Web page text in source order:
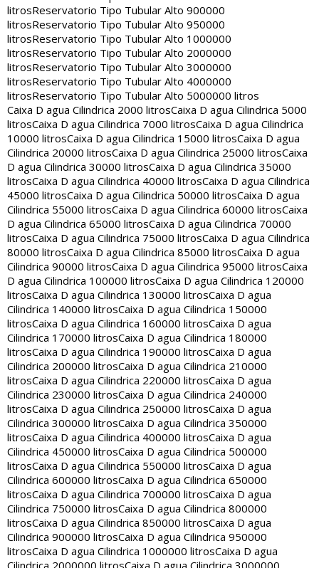
litrosReservatorio Tipo Tubular Alto 900000
litrosReservatorio Tipo Tubular Alto 950000
litrosReservatorio Tipo Tubular Alto 1000000
litrosReservatorio Tipo Tubular Alto 2000000
litrosReservatorio Tipo Tubular Alto 3000000
litrosReservatorio Tipo Tubular Alto 4000000
litrosReservatorio Tipo Tubular Alto 5000000 litros
Caixa D agua Cilindrica 2000 litrosCaixa D agua Cilindrica 5000
litrosCaixa D agua Cilindrica 7000 litrosCaixa D agua Cilindrica
10000 litrosCaixa D agua Cilindrica 15000 litrosCaixa D agua
Cilindrica 20000 litrosCaixa D agua Cilindrica 25000 litrosCaixa
D agua Cilindrica 30000 litrosCaixa D agua Cilindrica 35000
litrosCaixa D agua Cilindrica 40000 litrosCaixa D agua Cilindrica
45000 litrosCaixa D agua Cilindrica 50000 litrosCaixa D agua
Cilindrica 55000 litrosCaixa D agua Cilindrica 60000 litrosCaixa
D agua Cilindrica 65000 litrosCaixa D agua Cilindrica 70000
litrosCaixa D agua Cilindrica 75000 litrosCaixa D agua Cilindrica
80000 litrosCaixa D agua Cilindrica 85000 litrosCaixa D agua
Cilindrica 90000 litrosCaixa D agua Cilindrica 95000 litrosCaixa
D agua Cilindrica 100000 litrosCaixa D agua Cilindrica 120000
litrosCaixa D agua Cilindrica 130000 litrosCaixa D agua
Cilindrica 140000 litrosCaixa D agua Cilindrica 150000
litrosCaixa D agua Cilindrica 160000 litrosCaixa D agua
Cilindrica 170000 litrosCaixa D agua Cilindrica 180000
litrosCaixa D agua Cilindrica 190000 litrosCaixa D agua
Cilindrica 200000 litrosCaixa D agua Cilindrica 210000
litrosCaixa D agua Cilindrica 220000 litrosCaixa D agua
Cilindrica 230000 litrosCaixa D agua Cilindrica 240000
litrosCaixa D agua Cilindrica 250000 litrosCaixa D agua
Cilindrica 300000 litrosCaixa D agua Cilindrica 350000
litrosCaixa D agua Cilindrica 400000 litrosCaixa D agua
Cilindrica 450000 litrosCaixa D agua Cilindrica 500000
litrosCaixa D agua Cilindrica 550000 litrosCaixa D agua
Cilindrica 600000 litrosCaixa D agua Cilindrica 650000
litrosCaixa D agua Cilindrica 700000 litrosCaixa D agua
Cilindrica 750000 litrosCaixa D agua Cilindrica 800000
litrosCaixa D agua Cilindrica 850000 litrosCaixa D agua
Cilindrica 900000 litrosCaixa D agua Cilindrica 950000
litrosCaixa D agua Cilindrica 1000000 litrosCaixa D agua